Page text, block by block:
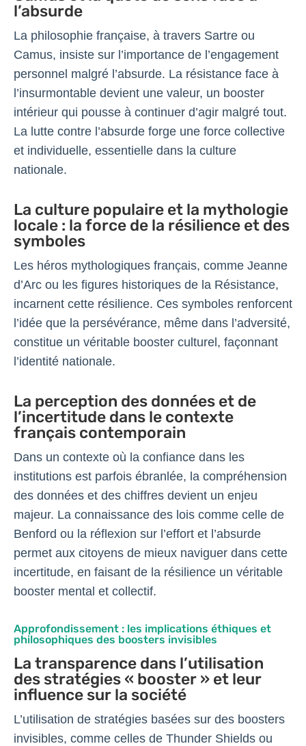
l’absurde
La philosophie française, à travers Sartre ou
Camus, insiste sur l’importance de l’engagement
personnel malgré l’absurde. La résistance face à
l’insurmontable devient une valeur, un booster
intérieur qui pousse à continuer d’agir malgré tout.
La lutte contre l’absurde forge une force collective
et individuelle, essentielle dans la culture
nationale.
La culture populaire et la mythologie
locale : la force de la résilience et des
symboles
Les héros mythologiques français, comme Jeanne
d’Arc ou les figures historiques de la Résistance,
incarnent cette résilience. Ces symboles renforcent
l’idée que la persévérance, même dans l’adversité,
constitue un véritable booster culturel, façonnant
l’identité nationale.
La perception des données et de
l’incertitude dans le contexte
français contemporain
Dans un contexte où la confiance dans les
institutions est parfois ébranlée, la compréhension
des données et des chiffres devient un enjeu
majeur. La connaissance des lois comme celle de
Benford ou la réflexion sur l’effort et l’absurde
permet aux citoyens de mieux naviguer dans cette
incertitude, en faisant de la résilience un véritable
booster mental et collectif.
Approfondissement : les implications éthiques et
philosophiques des boosters invisibles
La transparence dans l’utilisation
des stratégies « booster » et leur
influence sur la société
L’utilisation de stratégies basées sur des boosters
invisibles, comme celles de Thunder Shields ou